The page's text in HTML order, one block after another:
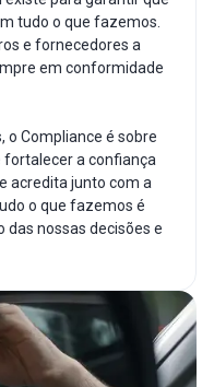
tudo o que fazemos.
e fornecedores a
em conformidade
o Compliance é sobre
fortalecer a confiança
acredita junto com a
o que fazemos é
das nossas decisões e